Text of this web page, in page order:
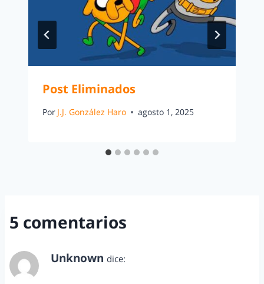
Post Eliminados
Por J.J. González Haro agosto 1, 2025
5 comentarios
Unknown dice: